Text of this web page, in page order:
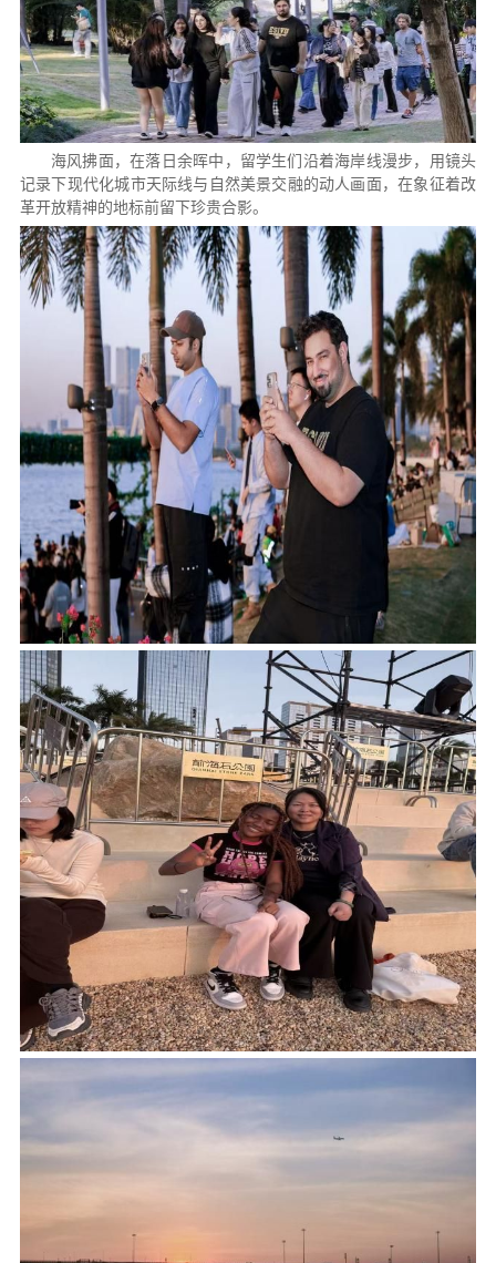
海风拂面，在落日余晖中，留学生们沿着海岸线漫步，用镜头
记录下现代化城市天际线与自然美景交融的动人画面，在象征着改
革开放精神的地标前留下珍贵合影。